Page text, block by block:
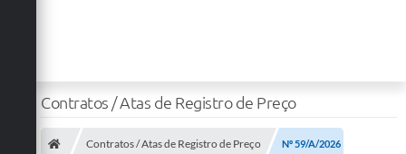
Contratos / Atas de Registro de Preço
Contratos / Atas de Registro de Preço Nº 59/A/2026